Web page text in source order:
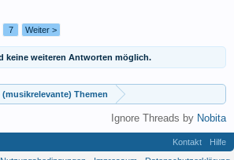
7 Weiter >
keine weiteren Antworten möglich.
(musikrelevante) Themen
Ignore Threads by Nobita
Kontakt
Hilfe